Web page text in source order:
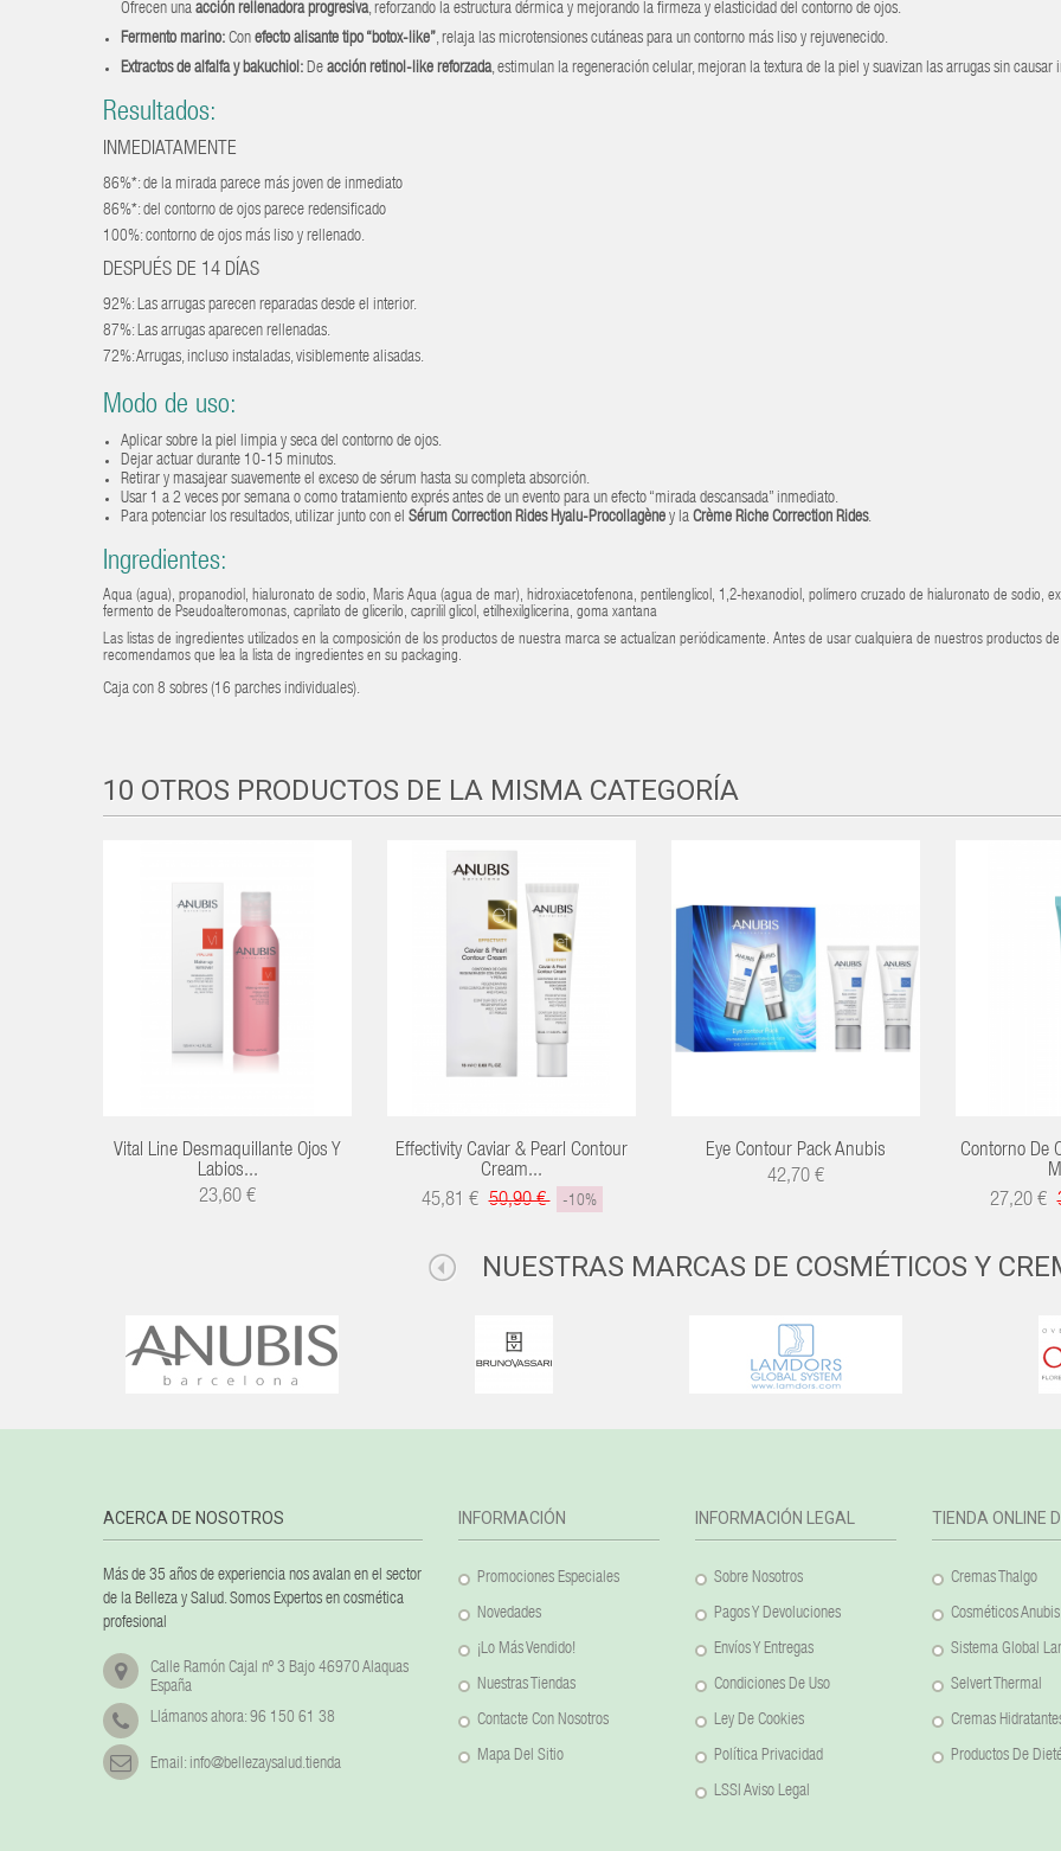
Ofrecen una acción rellenadora progresiva, reforzando la estructura dérmica y mejorando la firmeza y elasticidad del contorno de ojos.
Fermento marino: Con efecto alisante tipo “botox-like”, relaja las microtensiones cutáneas para un contorno más liso y rejuvenecido.
Extractos de alfalfa y bakuchiol: De acción retinol-like reforzada, estimulan la regeneración celular, mejoran la textura de la piel y suavizan las arrugas sin causar
Resultados:
INMEDIATAMENTE
86%*: de la mirada parece más joven de inmediato
86%*: del contorno de ojos parece redensificado
100%: contorno de ojos más liso y rellenado.
DESPUÉS DE 14 DÍAS
92%: Las arrugas parecen reparadas desde el interior.
87%: Las arrugas aparecen rellenadas.
72%: Arrugas, incluso instaladas, visiblemente alisadas.
Modo de uso:
Aplicar sobre la piel limpia y seca del contorno de ojos.
Dejar actuar durante 10-15 minutos.
Retirar y masajear suavemente el exceso de sérum hasta su completa absorción.
Usar 1 a 2 veces por semana o como tratamiento exprés antes de un evento para un efecto “mirada descansada” inmediato.
Para potenciar los resultados, utilizar junto con el Sérum Correction Rides Hyalu-Procollagène y la Crème Riche Correction Rides.
Ingredientes:
Aqua (agua), propanodiol, hialuronato de sodio, Maris Aqua (agua de mar), hidroxiacetofenona, pentilenglicol, 1,2-hexanodiol, polímero cruzado de hialuronato de sodio,
fermento de Pseudoalteromonas, caprilato de glicerilo, caprilil glicol, etilhexilglicerina, goma xantana
Las listas de ingredientes utilizados en la composición de los productos de nuestra marca se actualizan periódicamente. Antes de usar cualquiera de nuestros productos
recomendamos que lea la lista de ingredientes en su packaging.
Caja con 8 sobres (16 parches individuales).
10 OTROS PRODUCTOS DE LA MISMA CATEGORÍA
Vital Line Desmaquillante Ojos Y
Labios...
23,60 €
Effectivity Caviar & Pearl Contour
Cream...
45,81 € 50,90 € -10%
Eye Contour Pack Anubis
42,70 €
Contorno De
27,20 €
NUESTRAS MARCAS DE COSMÉTICOS Y
ACERCA DE NOSOTROS
Más de 35 años de experiencia nos avalan en el sector
de la Belleza y Salud. Somos Expertos en cosmética
profesional
Calle Ramón Cajal nº 3 Bajo 46970 Alaquas
España
Llámanos ahora: 96 150 61 38
Email: info@bellezaysalud.tienda
INFORMACIÓN
Promociones Especiales
Novedades
¡Lo Más Vendido!
Nuestras Tiendas
Contacte Con Nosotros
Mapa Del Sitio
INFORMACIÓN LEGAL
Sobre Nosotros
Pagos Y Devoluciones
Envíos Y Entregas
Condiciones De Uso
Ley De Cookies
Política Privacidad
LSSI Aviso Legal
TIENDA ONLINE
Cremas Thalgo
Cosméticos Anubis
Sistema Global
Selvert Thermal
Cremas
Productos De